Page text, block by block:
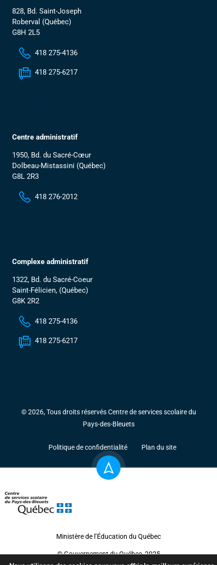
828, Bd. Saint-Joseph
Roberval (Québec)
G8H 2L5
418 275-4136
418 275-6217
Centre administratif
1950, Bd. du Sacré-Cœur
Dolbeau-Mistassini (Québec)
G8L 2R3
418 276-2012
Complexe administratif
1322, Bd. du Sacré-Coeur
Saint-Félicien, (Québec)
G8K 2R2
418 275-4136
418 275-6217
© 2026, Tous droits réservés Centre de services scolaire du
Pays-des-Bleuets
Politique de confidentialité Plan du site
Ministère de l’Éducation du Québec
© Gouvernement du Québec, 2025